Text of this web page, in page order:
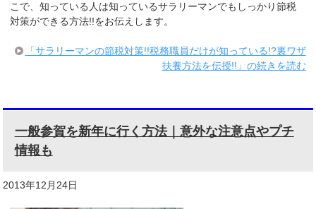
こで、知っている人は知っているサラリーマンでもしっかり節税
対策ができる方法!!をお伝えします。
「サラリーマンの節税対策!!税務職員だけが知っている!?裏ワザ
扶養方法を伝授!!」の続きを読む
一般参賀を新年に行く方法｜意外な注意点やプチ
情報も
2013年12月24日